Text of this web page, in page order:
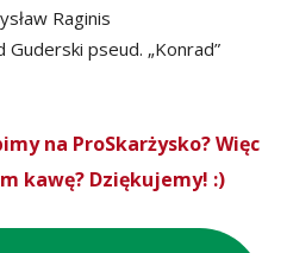
Raginis
pseud. „Konrad”
na ProSkarżysko? Więc
kawę? Dziękujemy! :)